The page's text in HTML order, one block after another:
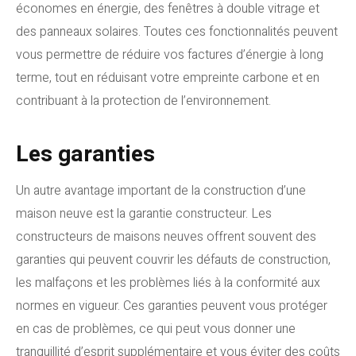
économes en énergie, des fenêtres à double vitrage et
des panneaux solaires. Toutes ces fonctionnalités peuvent
vous permettre de réduire vos factures d’énergie à long
terme, tout en réduisant votre empreinte carbone et en
contribuant à la protection de l’environnement.
Les garanties
Un autre avantage important de la construction d’une
maison neuve est la garantie constructeur. Les
constructeurs de maisons neuves offrent souvent des
garanties qui peuvent couvrir les défauts de construction,
les malfaçons et les problèmes liés à la conformité aux
normes en vigueur. Ces garanties peuvent vous protéger
en cas de problèmes, ce qui peut vous donner une
tranquillité d’esprit supplémentaire et vous éviter des coûts